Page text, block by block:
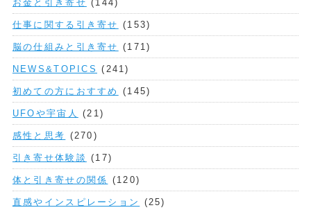
お金と引き寄せ (144)
仕事に関する引き寄せ (153)
脳の仕組みと引き寄せ (171)
NEWS&TOPICS (241)
初めての方におすすめ (145)
UFOや宇宙人 (21)
感性と思考 (270)
引き寄せ体験談 (17)
体と引き寄せの関係 (120)
直感やインスピレーション (25)